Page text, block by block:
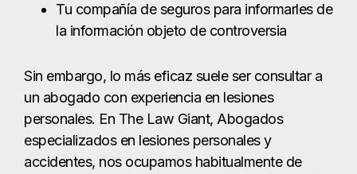
Tu compañía de seguros para informarles de
la información objeto de controversia
Sin embargo, lo más eficaz suele ser consultar a
un abogado con experiencia en lesiones
personales. En The Law Giant, Abogados
especializados en lesiones personales y
accidentes, nos ocupamos habitualmente de